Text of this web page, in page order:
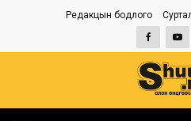
Редакцын бодлого